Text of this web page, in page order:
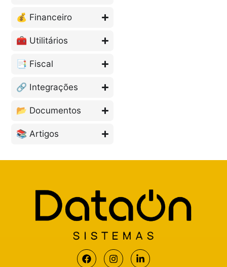
💰 Financeiro
🧰 Utilitários
📑 Fiscal
🔗 Integrações
📂 Documentos
📚 Artigos